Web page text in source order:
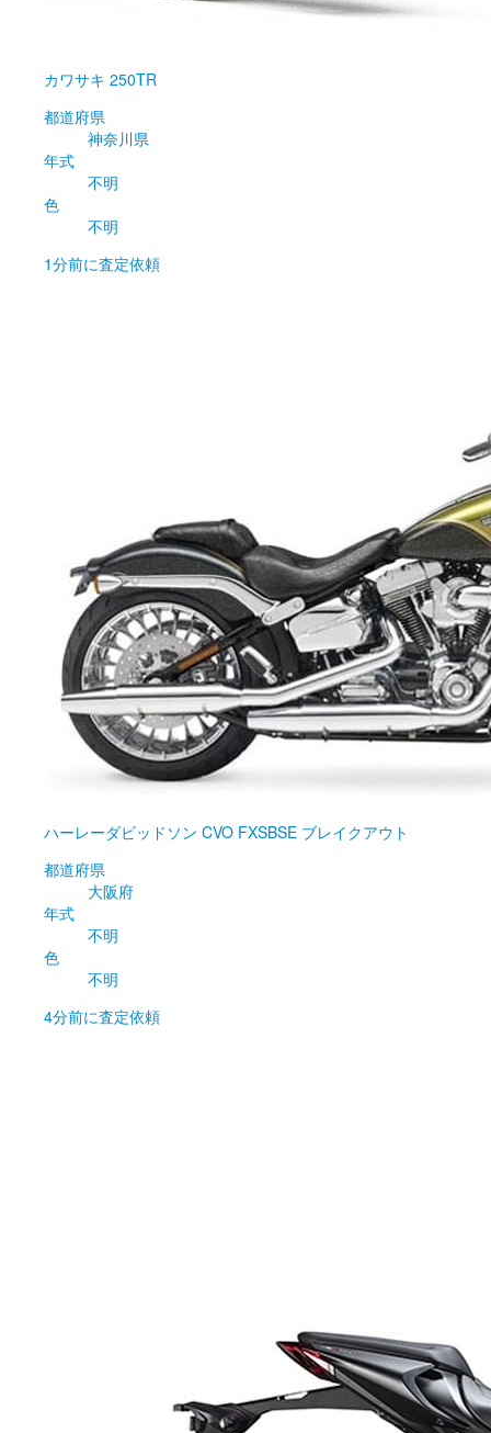
カワサキ 250TR
都道府県
神奈川県
年式
不明
色
不明
1分前に査定依頼
ハーレーダビッドソン CVO FXSBSE ブレイクアウト
都道府県
大阪府
年式
不明
色
不明
4分前に査定依頼